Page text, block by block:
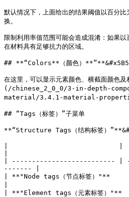
默认情况下，上面给出的结果阈值以百
换。
限制利用率值范围可能会造成混淆：如果
在材料具有足够抗力的区域。
## **“Colors**（颜色）
在这里，可以显示元素颜色、横截
(/chinese_2_0_0/3-in-depth-
material/3.4.1-material-
## “Tags（标签）”子菜单
**“Structure Tags（结构标签）
| -------------------------- |
------- |
| **"Node tags（节点标签）"**      |
| **"Element tags（元素标签）"**